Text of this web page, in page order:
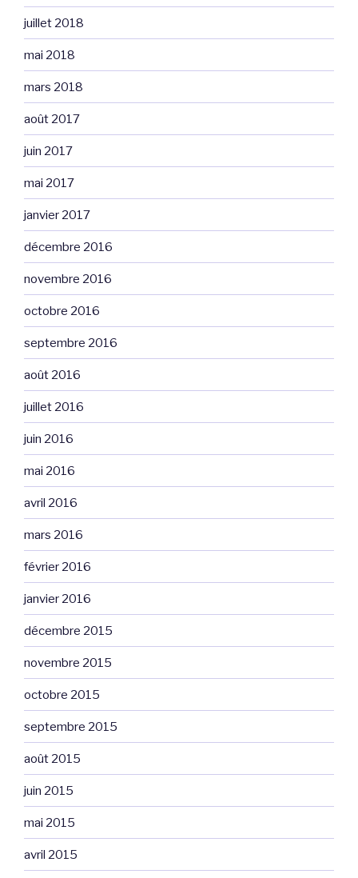
juillet 2018
mai 2018
mars 2018
août 2017
juin 2017
mai 2017
janvier 2017
décembre 2016
novembre 2016
octobre 2016
septembre 2016
août 2016
juillet 2016
juin 2016
mai 2016
avril 2016
mars 2016
février 2016
janvier 2016
décembre 2015
novembre 2015
octobre 2015
septembre 2015
août 2015
juin 2015
mai 2015
avril 2015